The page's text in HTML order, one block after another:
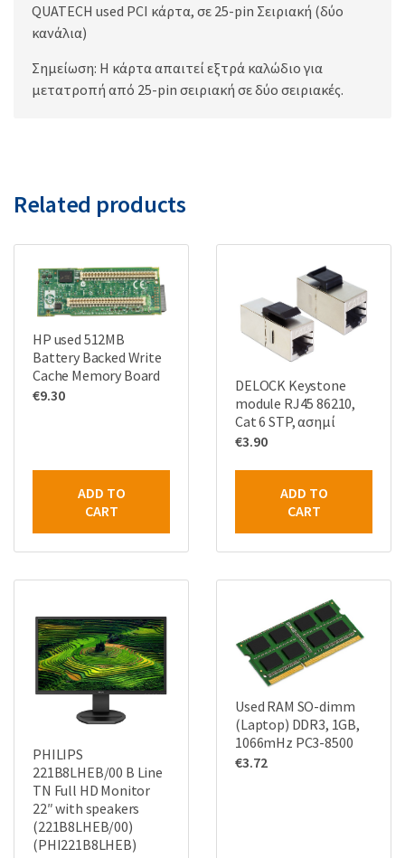
QUATECH used PCI κάρτα, σε 25-pin Σειριακή (δύο
κανάλια)
Σημείωση: Η κάρτα απαιτεί εξτρά καλώδιο για
μετατροπή από 25-pin σειριακή σε δύο σειριακές.
Related products
HP used 512MB
Battery Backed Write
Cache Memory Board
€9.30
ADD TO
CART
DELOCK Keystone
module RJ45 86210,
Cat 6 STP, ασημί
€3.90
ADD TO
CART
PHILIPS
221B8LHEB/00 B Line
TN Full HD Monitor
22″ with speakers
(221B8LHEB/00)
(PHI221B8LHEB)
Used RAM SO-dimm
(Laptop) DDR3, 1GB,
1066mHz PC3-8500
€3.72